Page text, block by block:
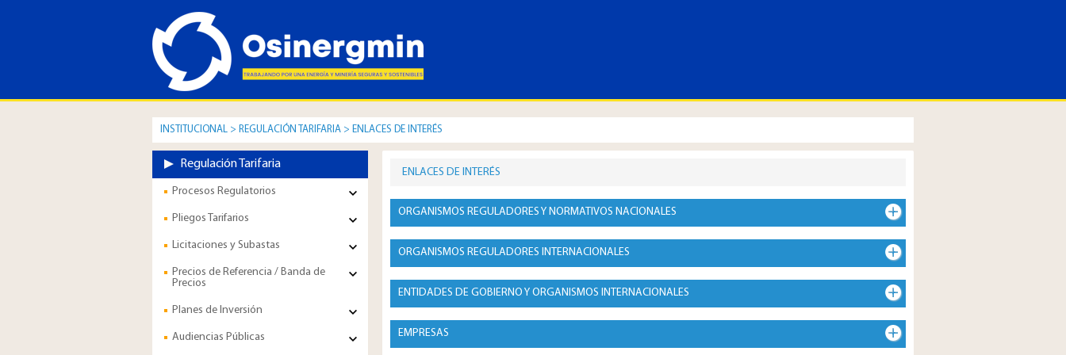
INSTITUCIONAL > REGULACIÓN TARIFARIA > ENLACES DE INTERÉS
ENLACES DE INTERÉS
ORGANISMOS REGULADORES Y NORMATIVOS NACIONALES
ORGANISMOS REGULADORES INTERNACIONALES
ENTIDADES DE GOBIERNO Y ORGANISMOS INTERNACIONALES
EMPRESAS
Regulación Tarifaria
Procesos Regulatorios
Pliegos Tarifarios
Licitaciones y Subastas
Precios de Referencia / Banda de
Precios
Planes de Inversión
Audiencias Públicas